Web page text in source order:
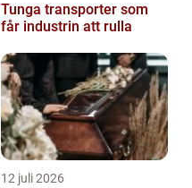
Tunga transporter som
får industrin att rulla
12 juli 2026